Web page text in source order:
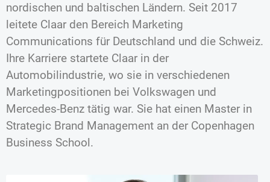
nordischen und baltischen Ländern. Seit 2017
leitete Claar den Bereich Marketing
Communications für Deutschland und die Schweiz.
Ihre Karriere startete Claar in der
Automobilindustrie, wo sie in verschiedenen
Marketingpositionen bei Volkswagen und
Mercedes-Benz tätig war. Sie hat einen Master in
Strategic Brand Management an der Copenhagen
Business School.